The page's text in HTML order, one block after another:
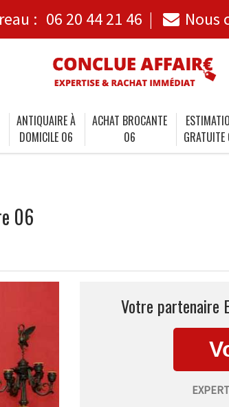
: 06 20 44 21 46 Nous
ANTIQUAIRE À
DOMICILE 06
ACHAT BROCANTE
06
06
Votre partenaire